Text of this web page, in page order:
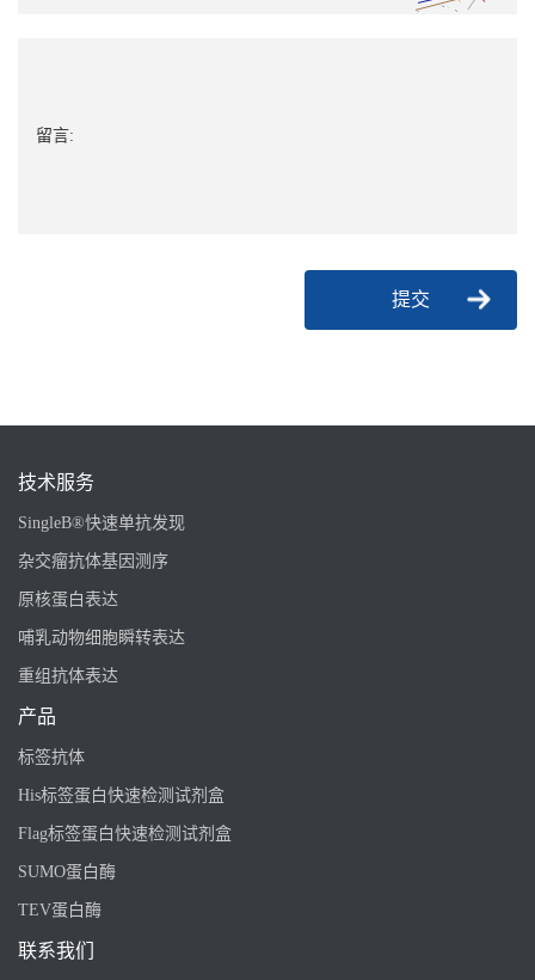
留言:
提交
技术服务
SingleB®快速单抗发现
杂交瘤抗体基因测序
原核蛋白表达
哺乳动物细胞瞬转表达
重组抗体表达
产品
标签抗体
His标签蛋白快速检测试剂盒
Flag标签蛋白快速检测试剂盒
SUMO蛋白酶
TEV蛋白酶
联系我们